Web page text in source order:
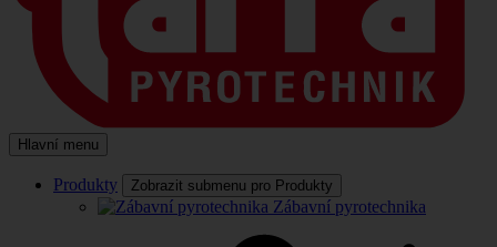
Hlavní menu
Produkty Zobrazit submenu pro Produkty
Zábavní pyrotechnika